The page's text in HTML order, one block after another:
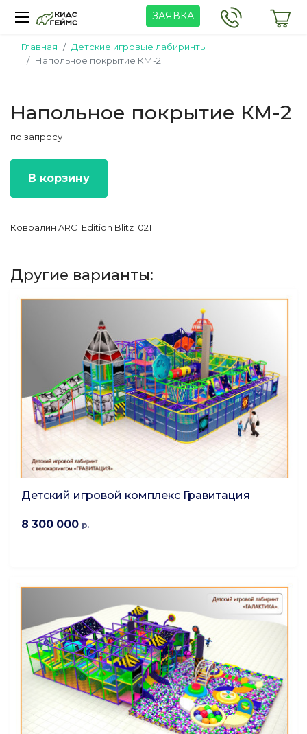
ЗАЯВКА
Главная
Детские игровые лабиринты
Напольное покрытие КМ-2
Напольное покрытие КМ-2
по запросу
В корзину
Ковралин ARC Edition Blitz 021
Другие варианты:
Детский игровой комплекс Гравитация
8 300 000 р.